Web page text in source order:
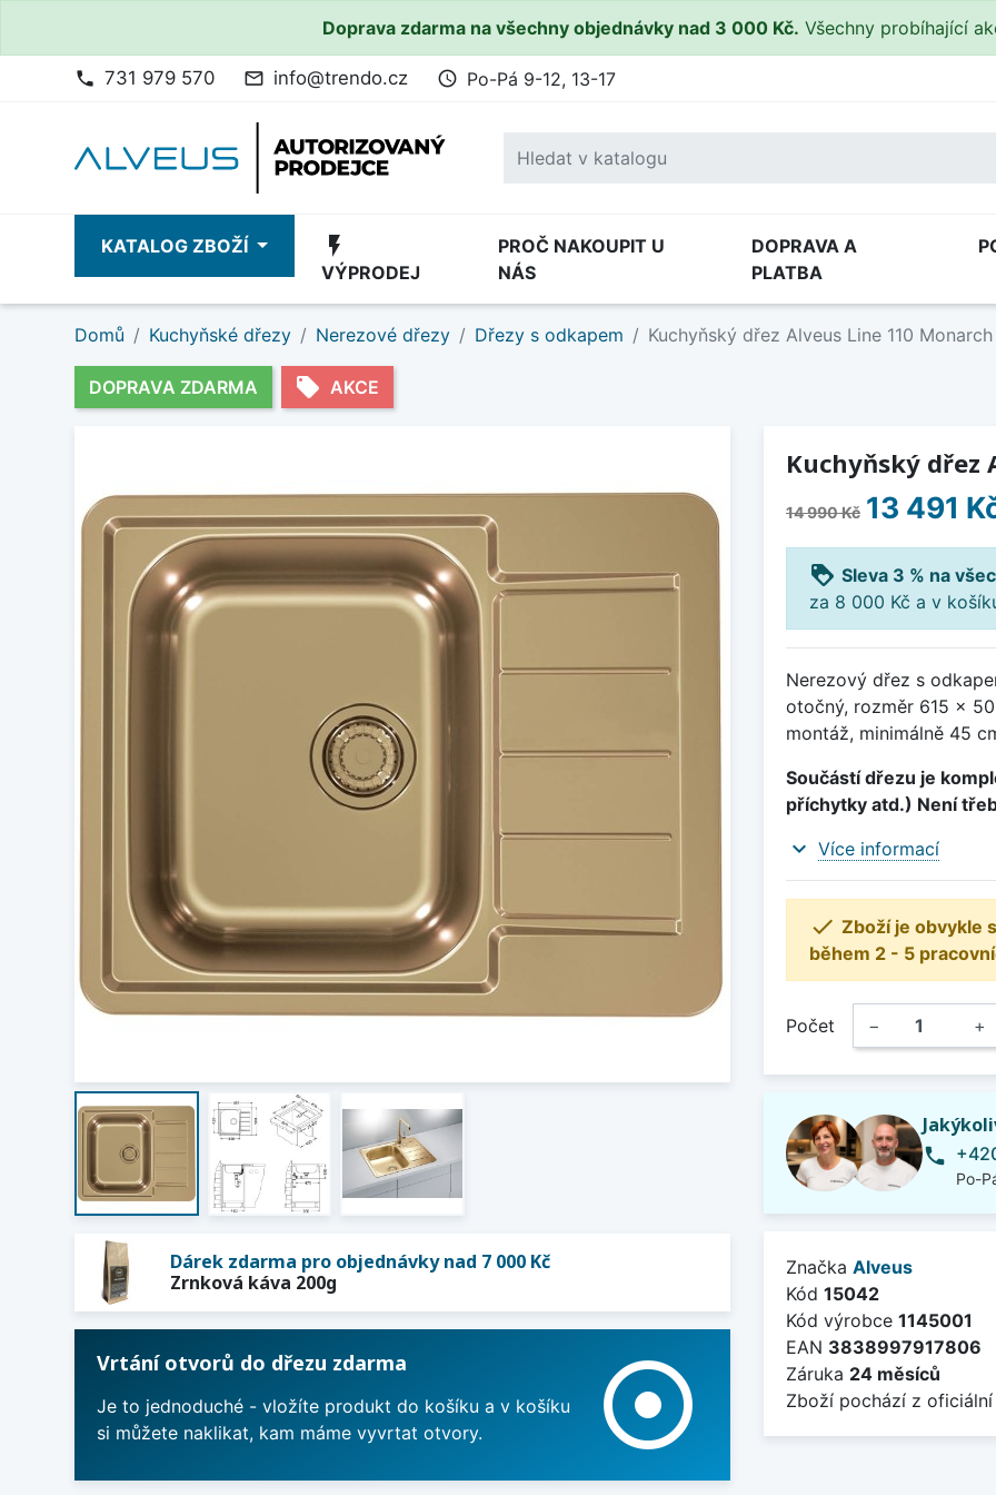
Doprava zdarma na všechny objednávky nad 3 000 Kč. Všechny probíhající
phone 731 979 570 mail_outline info@trendo.cz access_time Po-Pá 9-12, 13-17
KATALOG ZBOŽÍ flash_on
VÝPRODEJ
PROČ NAKOUPIT U
NÁS
DOPRAVA A
PLATBA
Domů Kuchyňské dřezy Nerezové dřezy Dřezy s odkapem Kuchyňský dřez Alveus Line 110
DOPRAVA ZDARMA local_offer AKCE
Dárek zdarma pro objednávky nad 7 000 Kč
Zrnková káva 200g
Vrtání otvorů do dřezu zdarma
Je to jednoduché - vložíte produkt do košíku a v košíku
si můžete naklikat, kam máme vyvrtat otvory.
adjust
Kuchyňský dřez
14 990 Kč 13 491
loyalty Sleva 3 % na
za 8 000 Kč a v
Nerezový dřez s
otočný, rozměr 615 x
montáž, minimálně 45
Součástí dřezu je
příchytky atd.) Není
expand_more Více informací
 Zboží je obvykle
během 2 - 5
Počet − +
phone
Po-
Značka Alveus
Kód 15042
Kód výrobce 1145001
EAN 3838997917806
Záruka 24 měsíců
Zboží pochází z